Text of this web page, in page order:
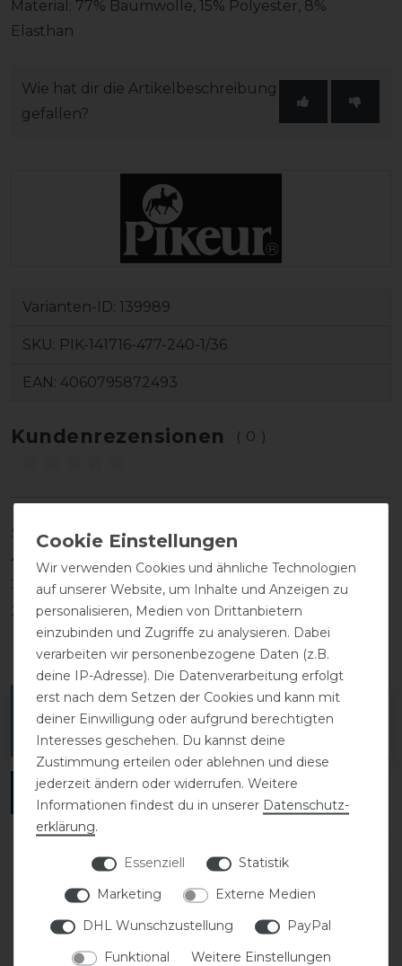
Material: 77% Baumwolle, 15% Polyester, 8%
Elasthan
Wie hat dir die Artikelbeschreibung
gefallen?
Varianten-ID: 139989
SKU: PIK-141716-477-240-1/36
EAN: 4060795872493
Kundenrezensionen (0)
5
4
0
3
0
2
0
1
0
Melde dich an, um eine Kundenrezension zu
verfassen.
ANMELDEN
DETAILS ZUR PRODUKTSICHERHEIT
Wir verwenden Cookies und ähnliche Technologien
auf unserer Website, um Inhalte und Anzeigen zu
personalisieren, Medien von Drittanbietern
einzubinden und Zugriffe zu analysieren. Dabei
verarbeiten wir personenbezogene Daten (z.B.
deine IP-Adresse). Die Datenverarbeitung erfolgt
erst nach dem Setzen der Cookies und kann mit
deiner Einwilligung oder aufgrund berechtigten
Interesses geschehen. Du kannst deine
Zustimmung erteilen oder ablehnen und diese
jederzeit ändern oder widerrufen. Weitere
Informationen findest du in unserer Daten­schutz­
erklärung.
Essenziell
Statistik
Marketing
Externe Medien
DHL Wunschzustellung
PayPal
Funktional
Weitere Einstellungen